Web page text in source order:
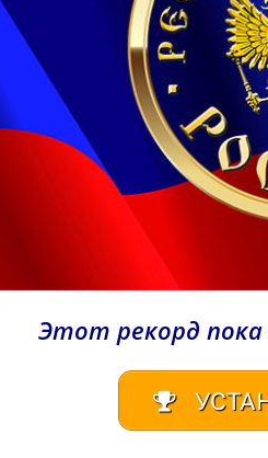
Этот рекорд